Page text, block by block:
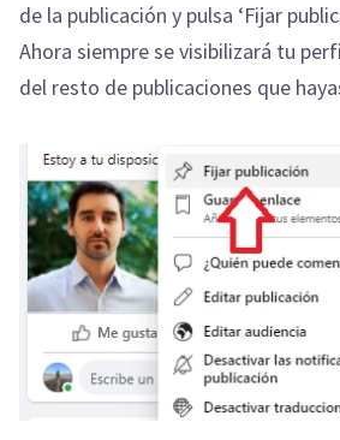
de la publicación y pulsa ‘Fijar
Ahora siempre se visibilizará tu
del resto de publicaciones que